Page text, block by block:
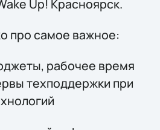
Up! Красноярск.
про самое важное:
рабочее время
техподдержки при